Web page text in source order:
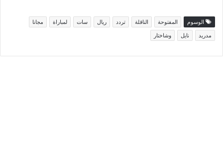
الوسوم المفتوحة الناقلة تردد ريال سات لمباراة
مجانا
مدريد
نايل وشاختار